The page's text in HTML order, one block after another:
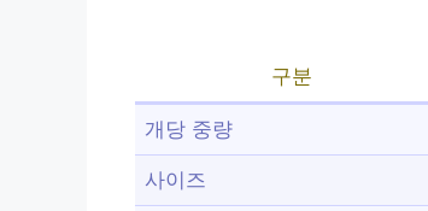
구분
개당 중량
사이즈